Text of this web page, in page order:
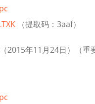
（提取码：3aaf）
2015年11月24日）（重